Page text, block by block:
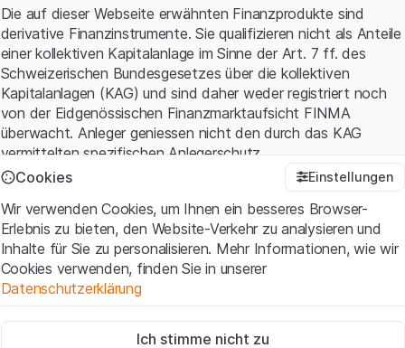
Die auf dieser Webseite erwähnten Finanzprodukte sind
derivative Finanzinstrumente. Sie qualifizieren nicht als Anteile
einer kollektiven Kapitalanlage im Sinne der Art. 7 ff. des
Schweizerischen Bundesgesetzes über die kollektiven
Kapitalanlagen (KAG) und sind daher weder registriert noch
von der Eidgenössischen Finanzmarktaufsicht FINMA
überwacht. Anleger geniessen nicht den durch das KAG
vermittelten spezifischen Anlegerschutz.
Mit dem Zugriff auf diese Website der Leonteq Securities AG
(die "Website") erklären Sie, dass Sie die rechtlichen
Informationen und die wichtigen Hinweise und
Nutzungsbedingungenverstanden haben und akzeptieren.
Wenn Sie mit den Nutzungsbedingungen nicht einverstanden
Cookies Einstellungen
Wir verwenden Cookies, um Ihnen ein besseres Browser-
Erlebnis zu bieten, den Website-Verkehr zu analysieren und
Inhalte für Sie zu personalisieren. Mehr Informationen, wie wir
Cookies verwenden, finden Sie in unserer
Datenschutzerklärung
Diese Cookies sind für die Website erforderlich und können nicht
Ich stimme nicht zu